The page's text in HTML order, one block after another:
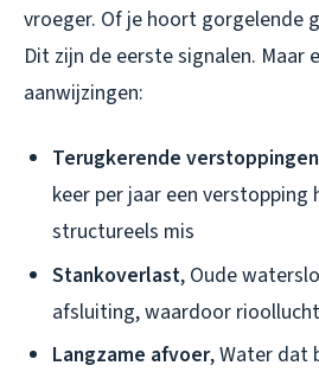
vroeger. Of je hoort gorgelende
Dit zijn de eerste signalen. Maar
aanwijzingen:
Terugkerende verstoppingen
keer per jaar een verstopping
structureels mis
Stankoverlast, Oude
afsluiting, waardoor
Langzame afvoer, Water dat